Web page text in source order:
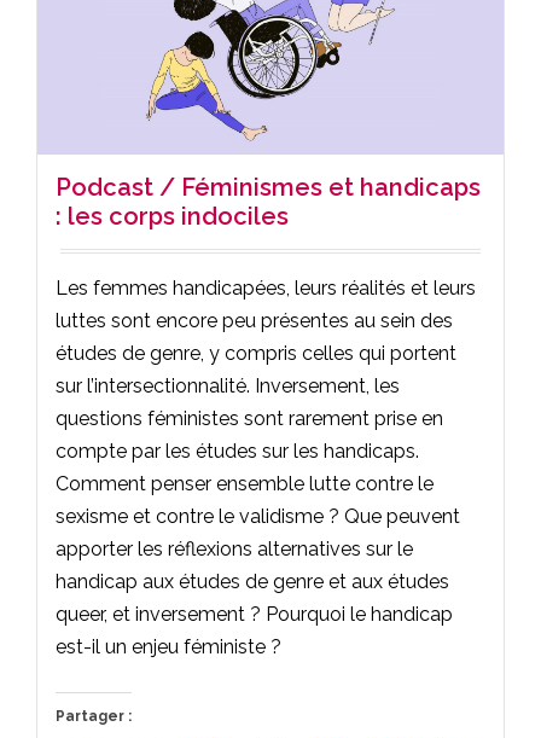
Podcast / Féminismes et handicaps
: les corps indociles
Les femmes handicapées, leurs réalités et leurs
luttes sont encore peu présentes au sein des
études de genre, y compris celles qui portent
sur l’intersectionnalité. Inversement, les
questions féministes sont rarement prise en
compte par les études sur les handicaps.
Comment penser ensemble lutte contre le
sexisme et contre le validisme ? Que peuvent
apporter les réflexions alternatives sur le
handicap aux études de genre et aux études
queer, et inversement ? Pourquoi le handicap
est-il un enjeu féministe ?
Partager :